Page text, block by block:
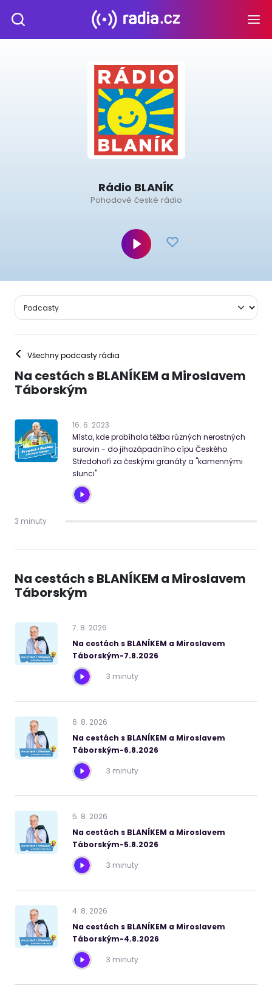
Rádio BLANÍK
Pohodové české rádio
< Všechny podcasty rádia
Na cestách s BLANÍKEM a Miroslavem
Táborským
16. 6. 2023
Místa, kde probíhala těžba různých nerostných
surovin - do jihozápadního cípu Českého
Středohoří za českými granáty a "kamennými
slunci".
3 minuty
Na cestách s BLANÍKEM a Miroslavem
Táborským
7. 8. 2026
Na cestách s BLANÍKEM a Miroslavem
Táborským-7.8.2026
3 minuty
6. 8. 2026
Na cestách s BLANÍKEM a Miroslavem
Táborským-6.8.2026
3 minuty
5. 8. 2026
Na cestách s BLANÍKEM a Miroslavem
Táborským-5.8.2026
3 minuty
4. 8. 2026
Na cestách s BLANÍKEM a Miroslavem
Táborským-4.8.2026
3 minuty